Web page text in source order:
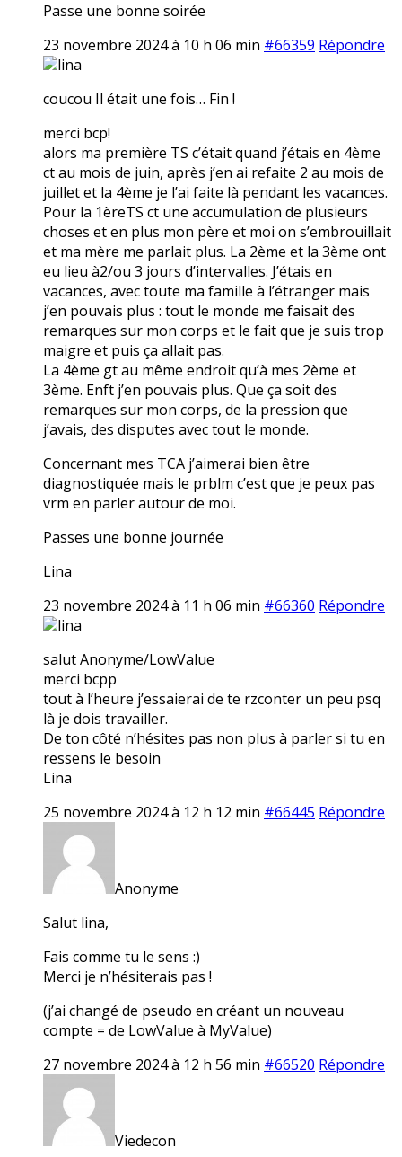
Passe une bonne soirée
23 novembre 2024 à 10 h 06 min #66359 Répondre
lina
coucou Il était une fois… Fin !
merci bcp!
alors ma première TS c’était quand j’étais en 4ème
ct au mois de juin, après j’en ai refaite 2 au mois de
juillet et la 4ème je l’ai faite là pendant les vacances.
Pour la 1èreTS ct une accumulation de plusieurs
choses et en plus mon père et moi on s’embrouillait
et ma mère me parlait plus. La 2ème et la 3ème ont
eu lieu à2/ou 3 jours d’intervalles. J’étais en
vacances, avec toute ma famille à l’étranger mais
j’en pouvais plus : tout le monde me faisait des
remarques sur mon corps et le fait que je suis trop
maigre et puis ça allait pas.
La 4ème gt au même endroit qu’à mes 2ème et
3ème. Enft j’en pouvais plus. Que ça soit des
remarques sur mon corps, de la pression que
j’avais, des disputes avec tout le monde.
Concernant mes TCA j’aimerai bien être
diagnostiquée mais le prblm c’est que je peux pas
vrm en parler autour de moi.
Passes une bonne journée
Lina
23 novembre 2024 à 11 h 06 min #66360 Répondre
lina
salut Anonyme/LowValue
merci bcpp
tout à l’heure j’essaierai de te rzconter un peu psq
là je dois travailler.
De ton côté n’hésites pas non plus à parler si tu en
ressens le besoin
Lina
25 novembre 2024 à 12 h 12 min #66445 Répondre
Anonyme
Salut lina,
Fais comme tu le sens :)
Merci je n’hésiterais pas !
(j’ai changé de pseudo en créant un nouveau
compte = de LowValue à MyValue)
27 novembre 2024 à 12 h 56 min #66520 Répondre
Viedecon